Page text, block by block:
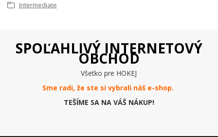
Intermediate
SPOĽAHLIVÝ INTERNETOVÝ
OBCHOD
Všetko pre HOKEJ
Sme radi, že ste si vybrali náš e-shop.
TEŠÍME SA NA VÁŠ NÁKUP!